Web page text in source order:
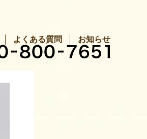
よくある質問 お知らせ